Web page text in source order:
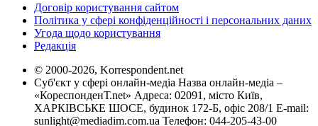
Договір користування сайтом
Політика у сфері конфіденційності і персональних даних
Угода щодо користування
Редакція
© 2000-2026, Korrespondent.net
Суб'єкт у сфері онлайн-медіа Назва онлайн-медіа –
«КореспонденТ.net» Адреса: 02091, місто Київ,
ХАРКІВСЬКЕ ШОСЕ, будинок 172-Б, офіс 208/1 E-mail:
sunlight@mediadim.com.ua Телефон: 044-205-43-00